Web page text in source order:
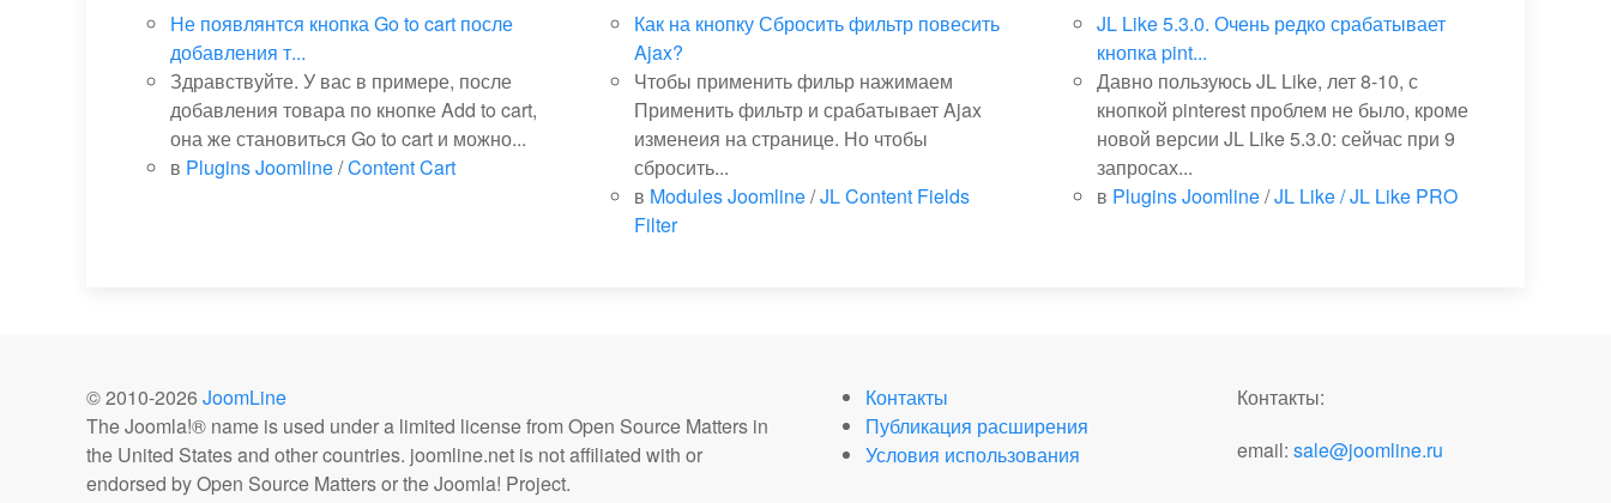
Не появлянтся кнопка Go to cart после
добавления т...
Здравствуйте. У вас в примере, после
добавления товара по кнопке Add to cart,
она же становиться Go to cart и можно...
в Plugins Joomline/Content Cart
Как на кнопку Сбросить фильтр повесить
Ajax?
Чтобы применить фильр нажимаем
Применить фильтр и срабатывает Ajax
изменеия на странице. Но чтобы
сбросить...
в Modules Joomline/JL Content Fields
Filter
JL Like 5.3.0. Очень редко срабатывает
кнопка pint...
Давно пользуюсь JL Like, лет 8-10, с
кнопкой pinterest проблем не было, кроме
новой версии JL Like 5.3.0: сейчас при 9
запросах...
в Plugins Joomline/JL Like / JL Like PRO
© 2010-2026 JoomLine
The Joomla!® name is used under a limited license from Open Source Matters in
the United States and other countries. joomline.net is not affiliated with or
endorsed by Open Source Matters or the Joomla! Project.
Контакты
Публикация расширения
Условия использования
Контакты:
email: sale@joomline.ru